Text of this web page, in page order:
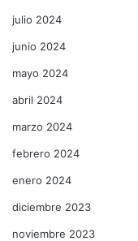
julio 2024
junio 2024
mayo 2024
abril 2024
marzo 2024
febrero 2024
enero 2024
diciembre 2023
noviembre 2023